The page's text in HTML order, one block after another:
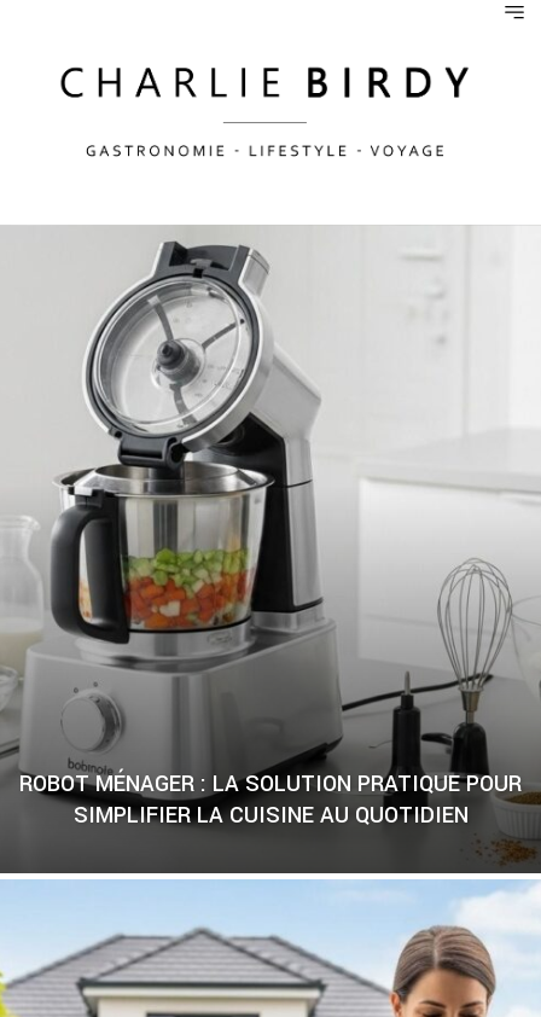
ROBOT MÉNAGER : LA SOLUTION PRATIQUE POUR
SIMPLIFIER LA CUISINE AU QUOTIDIEN